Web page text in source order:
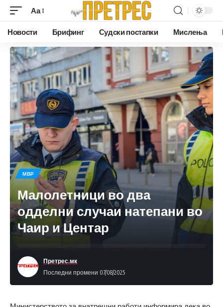
Аа
Новости Брифинг Судски постапки Мислења
МВР
Малолетници во два
одделни случаи натепани во
Чаир и Центар
Последни промени 07/08/2025
Претрес.мк